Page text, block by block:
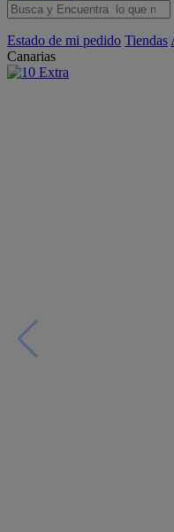
Estado de mi pedido Tiendas
Canarias